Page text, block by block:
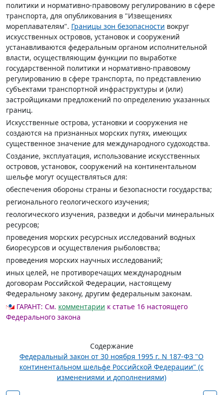
политики и нормативно-правовому регулированию в сфере
транспорта, для опубликования в "Извещениях
мореплавателям". Границы зон безопасности вокруг
искусственных островов, установок и сооружений
устанавливаются федеральным органом исполнительной
власти, осуществляющим функции по выработке
государственной политики и нормативно-правовому
регулированию в сфере транспорта, по представлению
субъектами транспортной инфраструктуры и (или)
застройщиками предложений по определению указанных
границ.
Искусственные острова, установки и сооружения не
создаются на признанных морских путях, имеющих
существенное значение для международного судоходства.
Создание, эксплуатация, использование искусственных
островов, установок, сооружений на континентальном
шельфе могут осуществляться для:
обеспечения обороны страны и безопасности государства;
регионального геологического изучения;
геологического изучения, разведки и добычи минеральных
ресурсов;
проведения морских ресурсных исследований водных
биоресурсов и осуществления рыболовства;
проведения морских научных исследований;
иных целей, не противоречащих международным
договорам Российской Федерации, настоящему
Федеральному закону, другим федеральным законам.
ГАРАНТ: См. комментарии к статье 16 настоящего
Федерального закона
Содержание
Федеральный закон от 30 ноября 1995 г. N 187-ФЗ "О
континентальном шельфе Российской Федерации" (с
изменениями и дополнениями)